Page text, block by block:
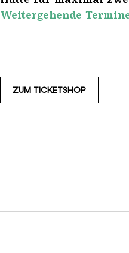
Weitergehende
ZUM TICKETSHOP